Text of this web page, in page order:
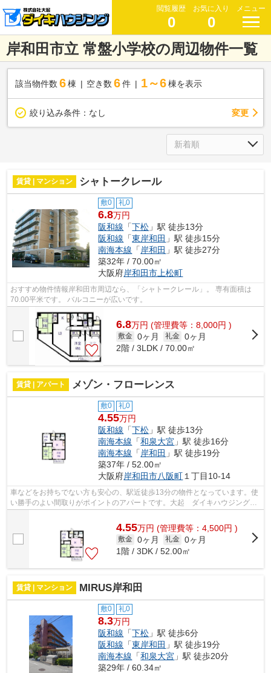
閲覧履歴
0
お気に入り
0
メニュー
岸和田市立 常盤小学校の周辺物件一覧
該当物件数 6棟 空き数 6 件 1～6 棟を表示
絞り込み条件： なし 変更
賃貸 | マンション シャトークレール
敷0 礼0
6.8万円
阪和線 「下松 」駅 徒歩13分
阪和線 「東岸和田 」駅 徒歩15分
南海本線 「岸和田 」駅 徒歩27分
築32年 / 70.00㎡
大阪府岸和田市上松町
おすすめ物件情報岸和田市周辺なら、「シャトークレール」。 専有面積は
70.00平米です。 バルコニーが広いです。
6.8万円 (管理費等：8,000円 )
敷金 0ヶ月 礼金 0ヶ月
2階 / 3LDK / 70.00㎡
賃貸 | アパート メゾン・フローレンス
敷0 礼0
4.55万円
阪和線 「下松 」駅 徒歩13分
南海本線 「和泉大宮 」駅 徒歩16分
南海本線 「 岸和田 」駅 徒歩19分
築37年 / 52.00㎡
大阪府岸和田市八阪町 １丁目10-14
車などをお持ちでない方も安心の、駅近徒歩13分の物件となっています。使
い勝手のよい間取りがポイントのアパートです。大起 ダイキハウジング
4.55万円 (管理費等：4,500円 )
敷金 0ヶ月 礼金 0ヶ月
1階 / 3DK / 52.00㎡
賃貸 | マンション MIRUS岸和田
敷0 礼0
8.3万円
阪和線 「下松 」駅 徒歩6分
阪和線 「東岸和田 」駅 徒歩19分
南海本線 「和泉大宮 」駅 徒歩20分
築29年 / 60.34㎡